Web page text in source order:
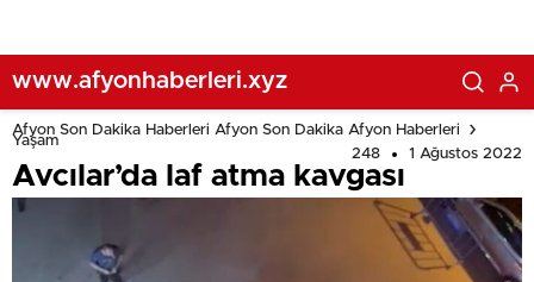
www.afyonhaberleri.xyz
Afyon Son Dakika Haberleri Afyon Son Dakika Afyon Haberleri
Yaşam
248
1 Ağustos 2022
Avcılar’da laf atma kavgası